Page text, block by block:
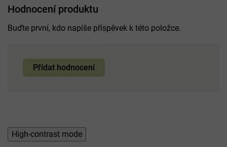
Hodnocení produktu
Buďte první, kdo napíše příspěvek k této položce.
Přidat hodnocení
High-contrast mode